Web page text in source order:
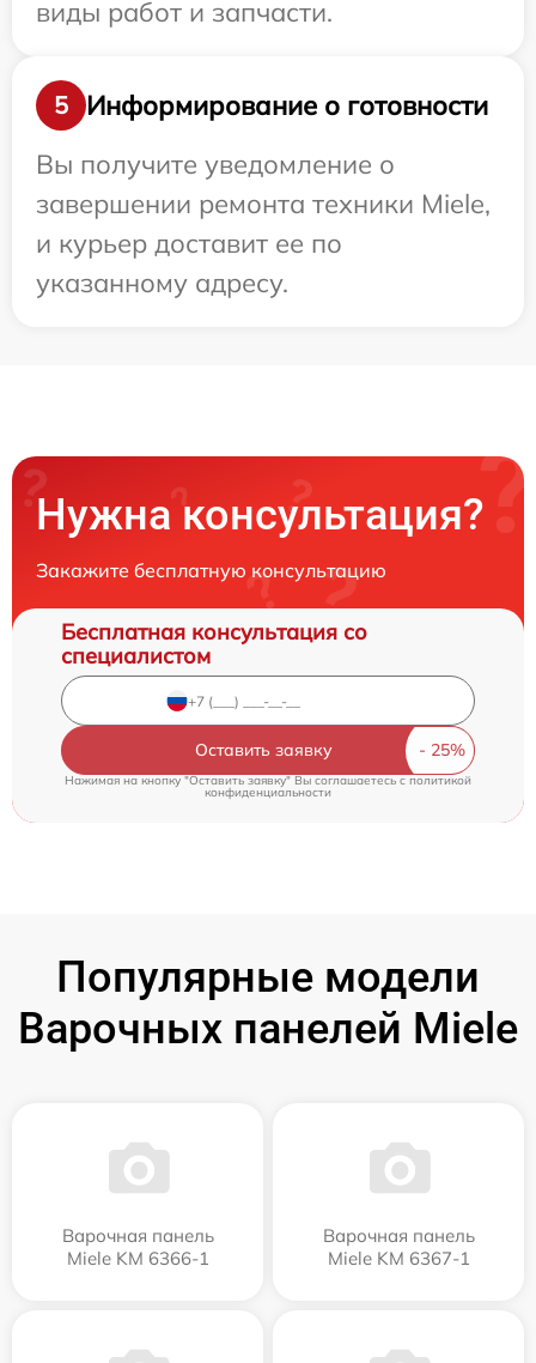
виды работ и запчасти.
5
Информирование о готовности
Вы получите уведомление о
завершении ремонта техники Miele,
и курьер доставит ее по
указанному адресу.
Нужна консультация?
Закажите бесплатную консультацию
Бесплатная консультация со
специалистом
Оставить заявку
Нажимая на кнопку "Оставить заявку" Вы соглашаетесь c политикой
конфиденциальности
Популярные модели
Варочных панелей Miele
Варочная панель
Miele KM 6366-1
Варочная панель
Miele KM 6367-1